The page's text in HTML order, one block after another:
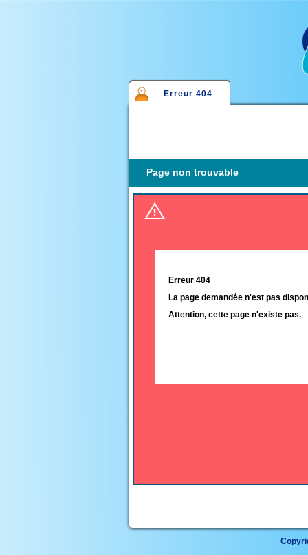
PrimaryErreur 404
Page non trouvable
Erreur 404
La page demandée n'est pas
Attention, cette page n'existe pas.